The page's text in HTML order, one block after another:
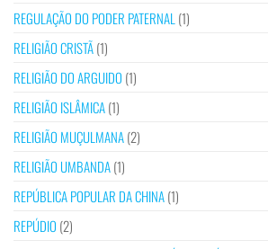
REGULAÇÃO DO PODER PATERNAL (1)
RELIGIÃO CRISTÃ(1)
RELIGIÃO DO ARGUIDO (1)
RELIGIÃO ISLÂMICA(1)
RELIGIÃO MUÇULMANA(2)
RELIGIÃO UMBANDA(1)
REPÚBLICA POPULAR DA CHINA(1)
REPÚDIO (2)